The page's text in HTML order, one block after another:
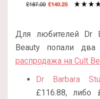
Для любителей Dr
Beauty попали
распродажа на Cult
Dr Barbara
£116.88, либо